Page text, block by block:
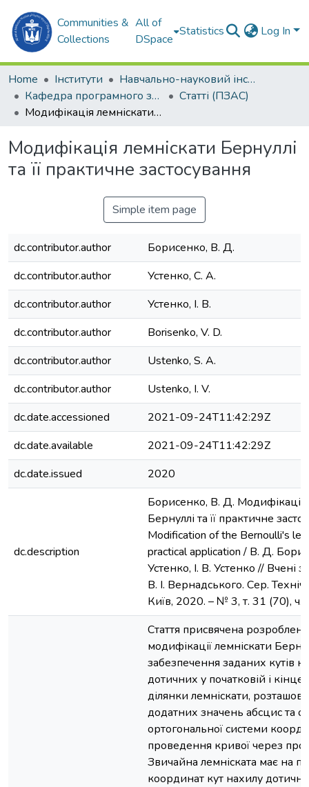
Communities &
Collections
All of
DSpace
Statistics Log In
Home Інститути
Навчально-науковий інститут комп'ютерних наук та управління проектами (ННІКНУП)
Кафедра програмного забезпечення автоматизованих систем (ПЗАС)
Статті (ПЗАС)
Модифікація лемніскати Бернуллі та її практичне застосування
Модифікація лемніскати Бернуллі
та її практичне застосування
Simple item page
dc.contributor.author
Борисенко, В. Д.
dc.contributor.author
Устенко, С. А.
dc.contributor.author
Устенко, І. В.
dc.contributor.author
Borisenko, V. D.
dc.contributor.author
Ustenko, S. A.
dc.contributor.author
Ustenko, I. V.
dc.date.accessioned
2021-09-24T11:42:29Z
dc.date.available
2021-09-24T11:42:29Z
dc.date.issued
2020
dc.description
Борисенко, В. Д. Модифікація
Бернуллі та її практичне
Modification of the Bernoulli's
practical application / В. Д.
Устенко, І. В. Устенко // Вчені
В. І. Вернадського. Сер.
Київ, 2020. – № 3, т. 31 (70), ч.
Стаття присвячена
модифікації лемніскати
забезпечення заданих кутів
дотичних у початковій і
ділянки лемніскати,
додатних значень абсцис та
ортогональної системи
проведення кривої через
Звичайна лемніската має на
координат кут нахилу